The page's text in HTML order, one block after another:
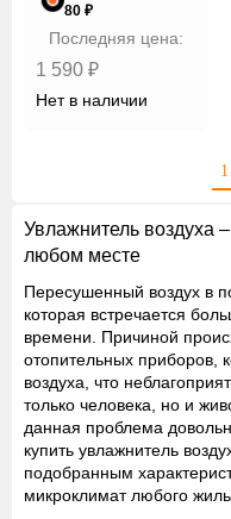
80 ₽
Последняя цена:
1 590 ₽
Нет в наличии
1
Увлажнитель воздуха
любом месте
Пересушенный воздух в
которая встречается
времени. Причиной
отопительных приборов,
воздуха, что
только человека, но и
данная проблема
купить увлажнитель
подобранным
микроклимат любого